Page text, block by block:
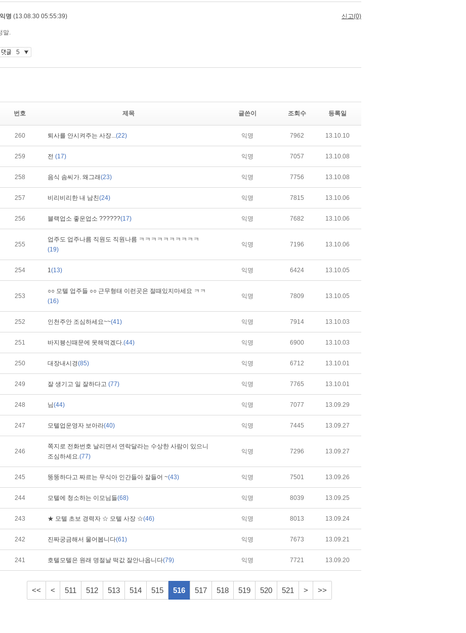
번호 제목 글쓴이 조회수 등록일
260 퇴사를 안시켜주는 사장...(22) 익명 7962 13.10.10
259 전 (17) 익명 7057 13.10.08
258 음식 솜씨가. 왜그래(23) 익명 7756 13.10.08
257 비리비리한 내 남친(24) 익명 7815 13.10.06
256 블랙업소 좋운업소 ??????(17) 익명 7682 13.10.06
255
업주도 업주나름 직원도 직원나름 ㅋㅋㅋㅋㅋㅋㅋㅋㅋㅋ
(19)
익명 7196 13.10.06
254 1(13) 익명 6424 13.10.05
253
○○ 모텔 업주들 ○○ 근무형태 이런곳은 절때있지마세요 ㅋㅋ
(16)
익명 7809 13.10.05
252 인천주안 조심하세요~~(41) 익명 7914 13.10.03
251 바지븅신때문에 못해먹겠다.(44) 익명 6900 13.10.03
250 대장내시경(85) 익명 6712 13.10.01
249 잘 생기고 일 잘하다고 (77) 익명 7765 13.10.01
248 님(44) 익명 7077 13.09.29
247 모텔업운영자 보아라(40) 익명 7445 13.09.27
246
쪽지로 전화번호 날리면서 연락달라는 수상한 사람이 있으니
조심하세요.(77)
익명 7296 13.09.27
245 뚱뚱하다고 짜르는 무식아 인간들아 잘들어 ~(43) 익명 7501 13.09.26
244 모텔에 청소하는 이모님들(68) 익명 8039 13.09.25
243 ★ 모텔 초보 경력자 ☆ 모텔 사장 ☆(46) 익명 8013 13.09.24
242 진짜궁금해서 물어봅니다(61) 익명 7673 13.09.21
241 호텔모텔은 원래 명절날 떡값 잘안나옵니다(79) 익명 7721 13.09.20
<< < 511 512 513 514 515 516 517 518 519 520 521 > >>